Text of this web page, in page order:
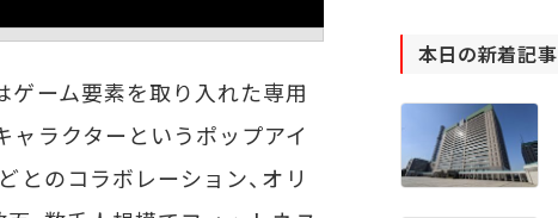
ーム要素を取り入れた専用
ャラクターというポップアイ
とのコラボレーション、オリ
本日の新着記事